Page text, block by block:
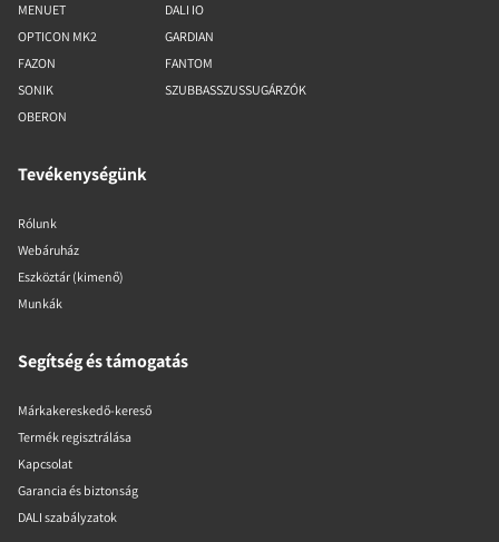
MENUET
OPTICON MK2
FAZON
SONIK
OBERON
DALI IO
GARDIAN
FANTOM
SZUBBASSZUSSUGÁRZÓK
Tevékenységünk
Rólunk
Webáruház
Eszköztár (kimenő)
Munkák
Segítség és támogatás
Márkakereskedő-kereső
Termék regisztrálása
Kapcsolat
Garancia és biztonság
DALI szabályzatok